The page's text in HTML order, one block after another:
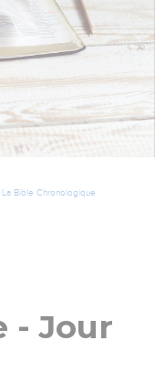
La Bible Chronologique
- Jour